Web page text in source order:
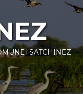
SATCHINEZ